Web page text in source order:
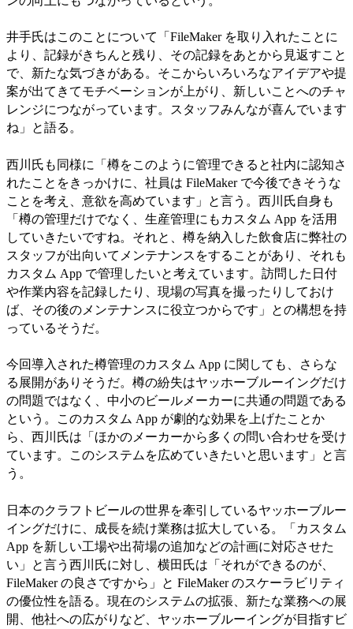
井手氏はこのことについて「FileMaker を取り入れたことに
より、記録がきちんと残り、その記録をあとから見返すこと
で、新たな気づきがある。そこからいろいろなアイデアや提
案が出てきてモチベーションが上がり、新しいことへのチャ
レンジにつながっています。スタッフみんなが喜んでいます
ね」と語る。
西川氏も同様に「樽をこのように管理できると社内に認知さ
れたことをきっかけに、社員は FileMaker で今後できそうな
ことを考え、意欲を高めています」と言う。西川氏自身も
「樽の管理だけでなく、生産管理にもカスタム App を活用
していきたいですね。それと、樽を納入した飲食店に弊社の
スタッフが出向いてメンテナンスをすることがあり、それも
カスタム App で管理したいと考えています。訪問した日付
や作業内容を記録したり、現場の写真を撮ったりしておけ
ば、その後のメンテナンスに役立つからです」との構想を持
っているそうだ。
今回導入された樽管理のカスタム App に関しても、さらな
る展開がありそうだ。樽の紛失はヤッホーブルーイングだけ
の問題ではなく、中小のビールメーカーに共通の問題である
という。このカスタム App が劇的な効果を上げたことか
ら、西川氏は「ほかのメーカーから多くの問い合わせを受け
ています。このシステムを広めていきたいと思います」と言
う。
日本のクラフトビールの世界を牽引しているヤッホーブルー
イングだけに、成長を続け業務は拡大している。「カスタム
App を新しい工場や出荷場の追加などの計画に対応させた
い」と言う西川氏に対し、横田氏は「それができるのが、
FileMaker の良さですから」と FileMaker のスケーラビリティ
の優位性を語る。現在のシステムの拡張、新たな業務への展
開、他社への広がりなど、ヤッホーブルーイングが目指すビ